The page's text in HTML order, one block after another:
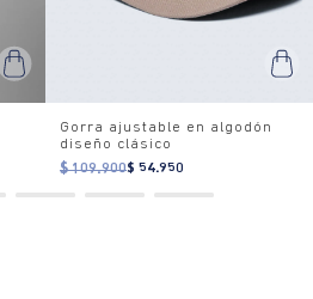
Gorra ajustable en algodón
diseño clásico
$ 109.900$ 54.950